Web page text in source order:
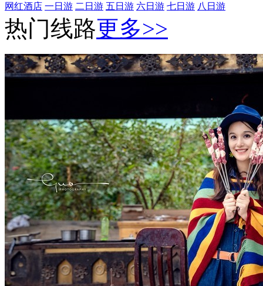
网红酒店 一日游 二日游 五日游 六日游 七日游 八日游
热门线路更多>>